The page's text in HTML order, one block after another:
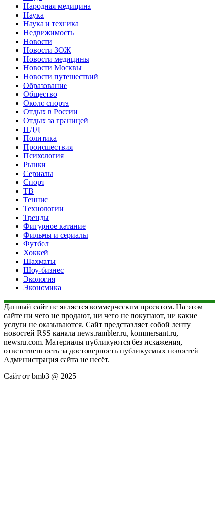
Народная медицина
Наука
Наука и техника
Недвижимость
Новости
Новости ЗОЖ
Новости медицины
Новости Москвы
Новости путешествий
Образование
Общество
Около спорта
Отдых в России
Отдых за границей
ПДД
Политика
Происшествия
Психология
Рынки
Сериалы
Спорт
ТВ
Теннис
Технологии
Тренды
Фигурное катание
Фильмы и сериалы
Футбол
Хоккей
Шахматы
Шоу-бизнес
Экология
Экономика
Данный сайт не является коммерческим проектом. На этом
сайте ни чего не продают, ни чего не покупают, ни какие
услуги не оказываются. Сайт представляет собой ленту
новостей RSS канала news.rambler.ru, kommersant.ru,
newsru.com. Материалы публикуются без искажения,
ответственность за достоверность публикуемых новостей
Администрация сайта не несёт.
Сайт от bmb3 @ 2025